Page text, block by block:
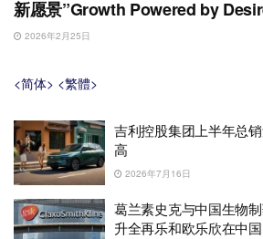
新愿景”Growth Powered by
2026年2月25日
<简体> <繁體>
吉利控股集团上半年总
高
2026年7月16日
葛兰素史克与中国生物
升全再乐和欧乐欣在中